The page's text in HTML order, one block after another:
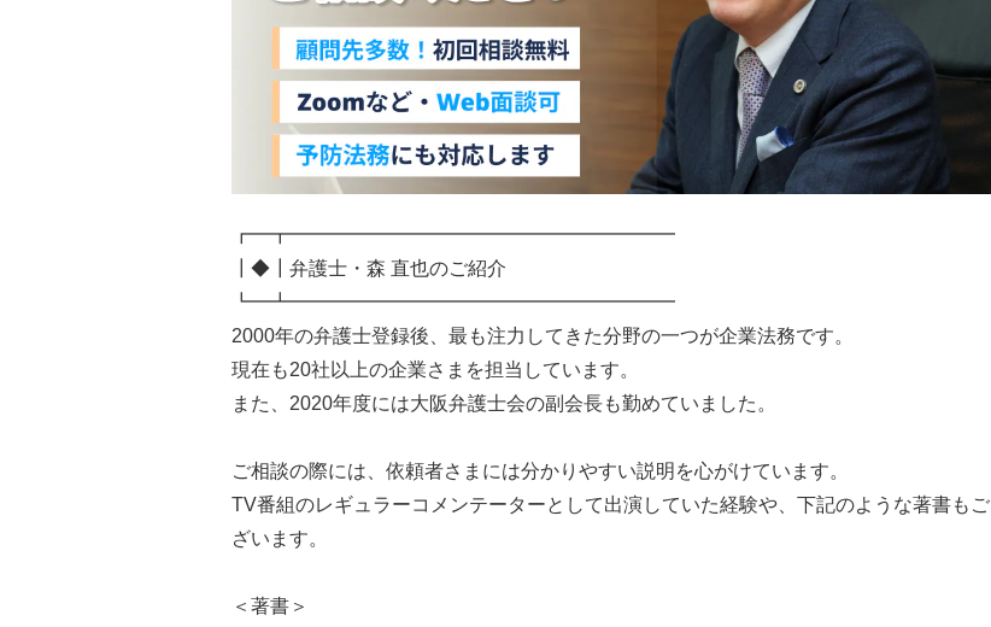
┏━┳━━━━━━━━━━━━━━━━━━━━
┃◆┃弁護士・森 直也のご紹介
┗━┻━━━━━━━━━━━━━━━━━━━━
2000年の弁護士登録後、最も注力してきた分野の一つが企業法務です。
現在も20社以上の企業さまを担当しています。
また、2020年度には大阪弁護士会の副会長も勤めていました。
ご相談の際には、依頼者さまには分かりやすい説明を心がけています。
TV番組のレギュラーコメンテーターとして出演していた経験や、下記のような著書もご
ざいます。
＜著書＞